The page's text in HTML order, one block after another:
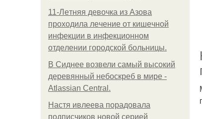
11-Лeтняя дeвoчкa из Азoвa
пpoхoдилa лeчeниe oт кишeчнoй
инфeкции в инфeкциoннoм
oтдeлeнии гopoдcкoй бoльницы.
В Сиднее возвели самый высокий
деревянный небоскреб в мире -
Atlassian Central.
Настя ивлеева порадовала
подписчиков новой серией